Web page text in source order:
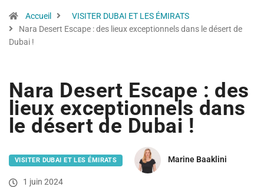
Accueil
VISITER DUBAI ET LES ÉMIRATS
Nara Desert Escape : des lieux exceptionnels dans le désert de
Dubai !
Nara Desert Escape : des
lieux exceptionnels dans
le désert de Dubai !
VISITER DUBAI ET LES ÉMIRATS Marine Baaklini
1 juin 2024